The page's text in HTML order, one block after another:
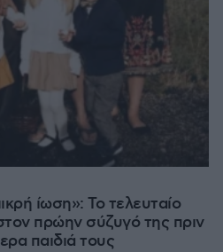
ίωση»: Το τελευταίο
πρώην σύζυγό της πριν
παιδιά τους